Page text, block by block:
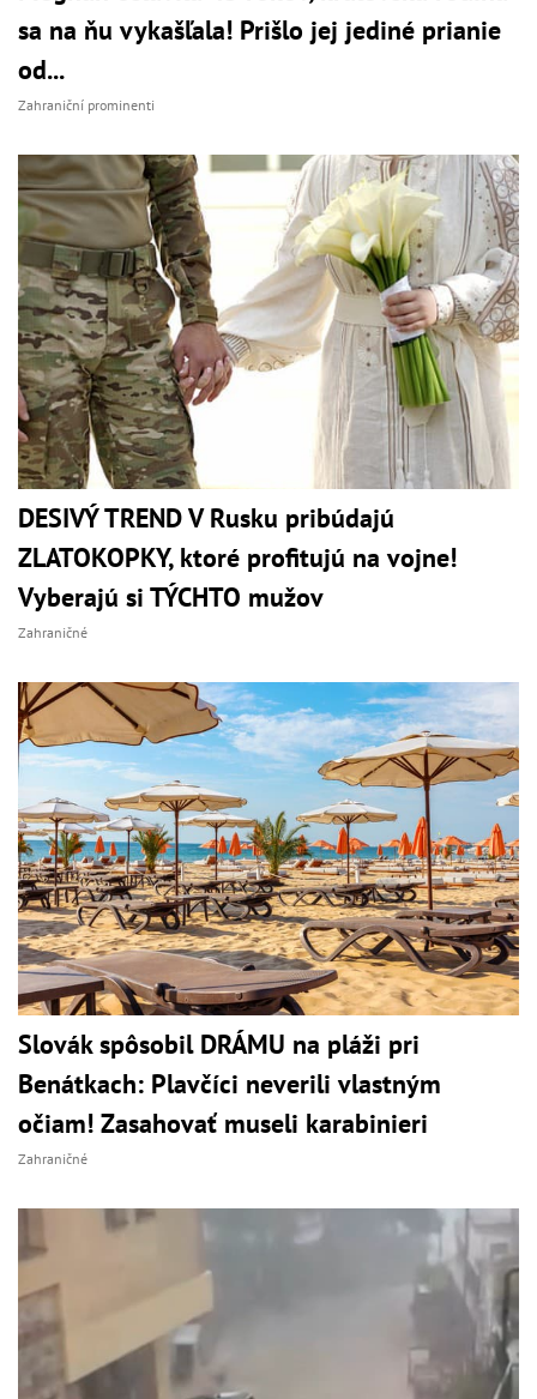
sa na ňu vykašľala! Prišlo jej jediné prianie
od...
Zahraniční prominenti
DESIVÝ TREND V Rusku pribúdajú
ZLATOKOPKY, ktoré profitujú na vojne!
Vyberajú si TÝCHTO mužov
Zahraničné
Slovák spôsobil DRÁMU na pláži pri
Benátkach: Plavčíci neverili vlastným
očiam! Zasahovať museli karabinieri
Zahraničné